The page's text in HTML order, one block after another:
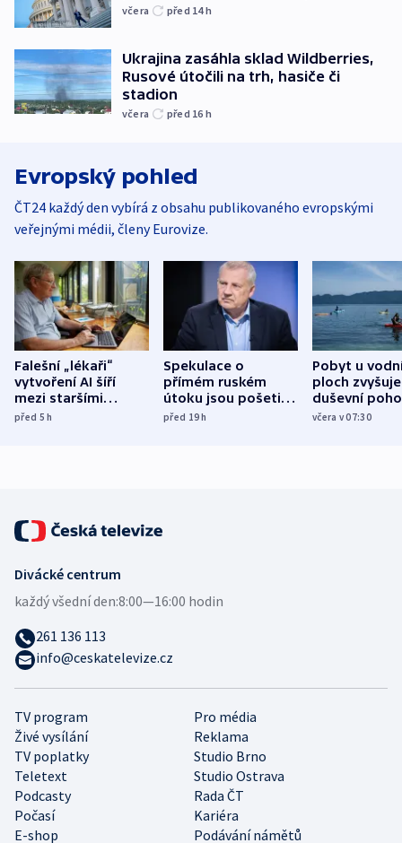
včera před 14h
Ukrajina zasáhla sklad Wildberries,
Rusové útočili na trh, hasiče či
stadion
včera před 16 h
Evropský pohled
ČT24 každý den vybírá z obsahu publikovaného evropskými
veřejnými médii, členy Eurovize.
Falešní „lékaři“
vytvoření AI šíří
mezi staršími
Poláky nebezpečné
před 5h
Spekulace o
přímém ruském
útoku jsou pošetilé,
míní estonský
před 19h
Pobyt u
ploch zvyšuje
duševní
ukázala
včera v 07:30
TV program
Pro média
Živé vysílání
Reklama
TV poplatky
Studio Brno
Teletext
Studio Ostrava
Podcasty
Rada ČT
Počasí
Kariéra
E-shop
Podávání námětů
Divácké centrum
každý všední den:8:00—16:00 hodin
261 136 113
info@ceskatelevize.cz